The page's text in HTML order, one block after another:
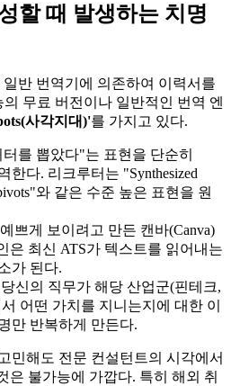
할 때 발생하는 치명
반 번역기에 의존하여 이력서를
무료 버전이나 일반적인 번역 엔
사각지대)'​를 가지고 있다.
터를 뽑았다"는 표현을 단순히
한다. 리크루터는 "Synthesized
와 같은 수준 높은 표현을 원
쁘게 보이려고 만든 캔바(Canva)
은 최신 ATS가 텍스트를 읽어내는
가 된다.
당신의 직무가 해당 산업군(핀테크,
어떤 가치를 지니는지에 대한 이
만 반복하게 만든다.
민해도 전문 컨설턴트의 시각에서
은 불가능에 가깝다. 특히 해외 취